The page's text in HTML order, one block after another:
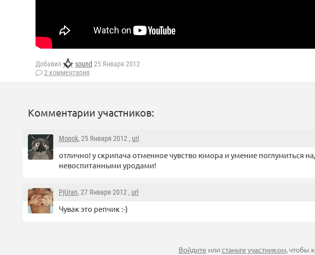
Добавил sound 25 Января 2012
2 комментария
Комментарии участников:
Mopok, 25 Января 2012 , url
отлично! у скрипача отменное чувство юмора и умение поглумиться
невоспитанными уродами!
PjUran, 27 Января 2012 , url
Чувак это репчик :-)
Войдите илистаньте участником, чтобы